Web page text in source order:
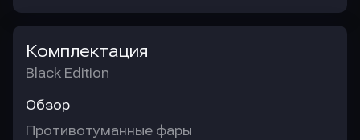
Комплектация
Black Edition
Обзор
Противотуманные фары